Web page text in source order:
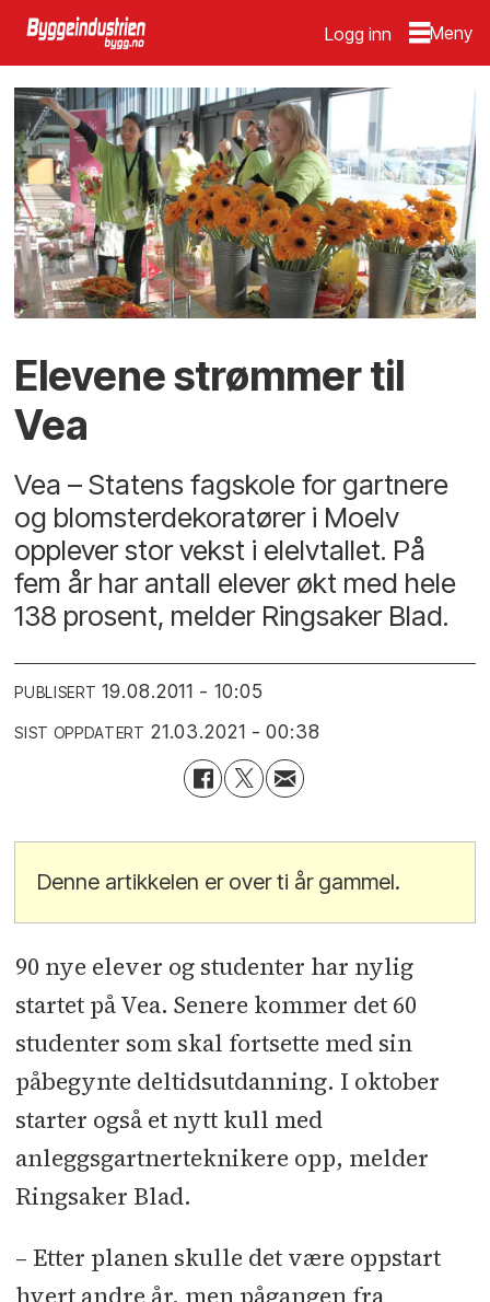
Logg inn
Elevene strømmer til
Vea
Vea – Statens fagskole for gartnere
og blomsterdekoratører i Moelv
opplever stor vekst i elelvtallet. På
fem år har antall elever økt med hele
138 prosent, melder Ringsaker Blad.
PUBLISERT 19.08.2011 - 10:05
SIST OPPDATERT 21.03.2021 - 00:38
Denne artikkelen er over ti år gammel.
90 nye elever og studenter har nylig
startet på Vea. Senere kommer det 60
studenter som skal fortsette med sin
påbegynte deltidsutdanning. I oktober
starter også et nytt kull med
anleggsgartnerteknikere opp, melder
Ringsaker Blad.
– Etter planen skulle det være oppstart